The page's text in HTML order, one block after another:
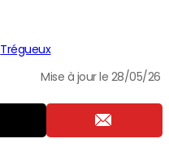
Trégueux
Mise à jour le 28/05/26